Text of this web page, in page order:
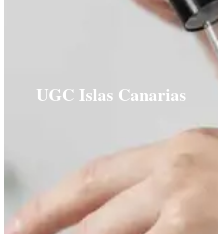
UGC Islas Canarias